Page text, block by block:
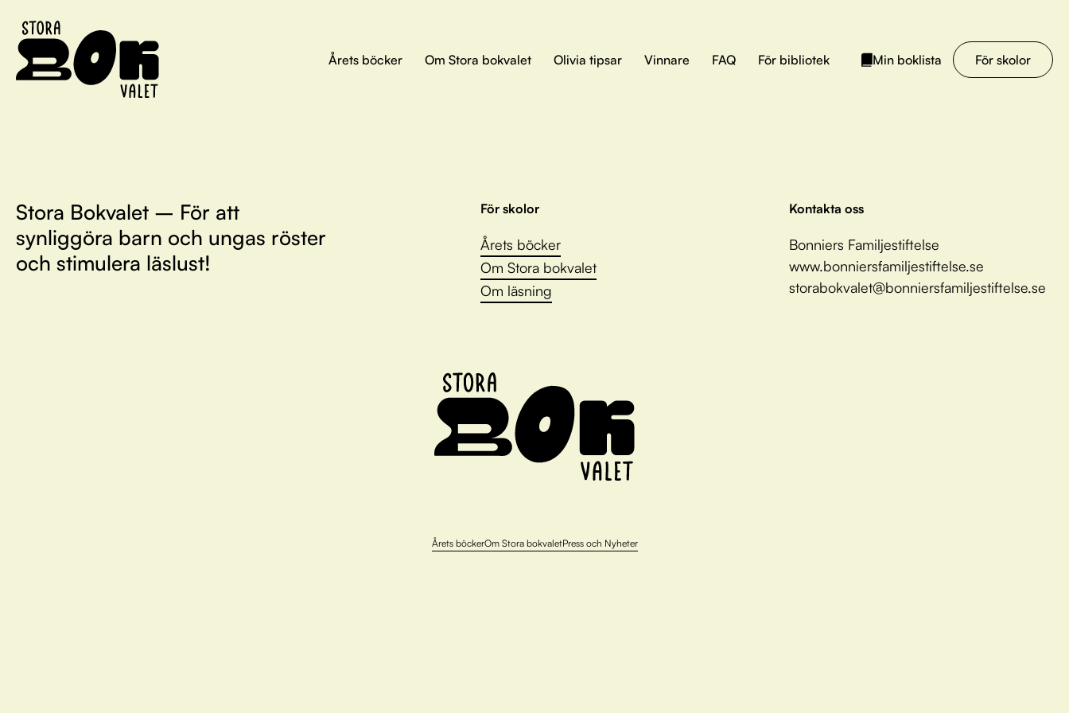
Årets böcker Om Stora bokvalet Olivia tipsar Vinnare FAQ För bibliotek Min boklista För skolor
Stora Bokvalet – För att
synliggöra barn och ungas röster
och stimulera läslust!
För skolor
Årets böcker
Om Stora bokvalet
Om läsning
Kontakta oss
Bonniers Familjestiftelse
www.bonniersfamiljestiftelse.se
storabokvalet@bonniersfamiljestiftelse.se
Årets böckerOm Stora bokvaletPress och Nyheter